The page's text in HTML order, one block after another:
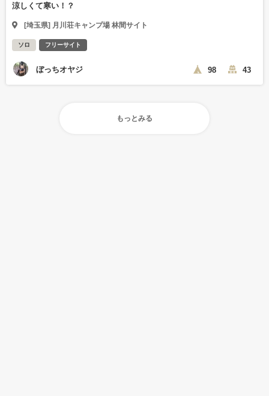
涼しくて寒い！？
[埼玉県] 月川荘キャンプ場 林間サイト
ソロ フリーサイト
ぼっちオヤジ 98 43
もっとみる